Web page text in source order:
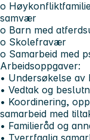
o
samvær
o Barn med
o Skolefravær
o Samarbeid med
Arbeidsoppgaver:
• Undersøkelse av
• Vedtak og
• Koordinering,
samarbeid med
• Familieråd og
• Tverrfaglig